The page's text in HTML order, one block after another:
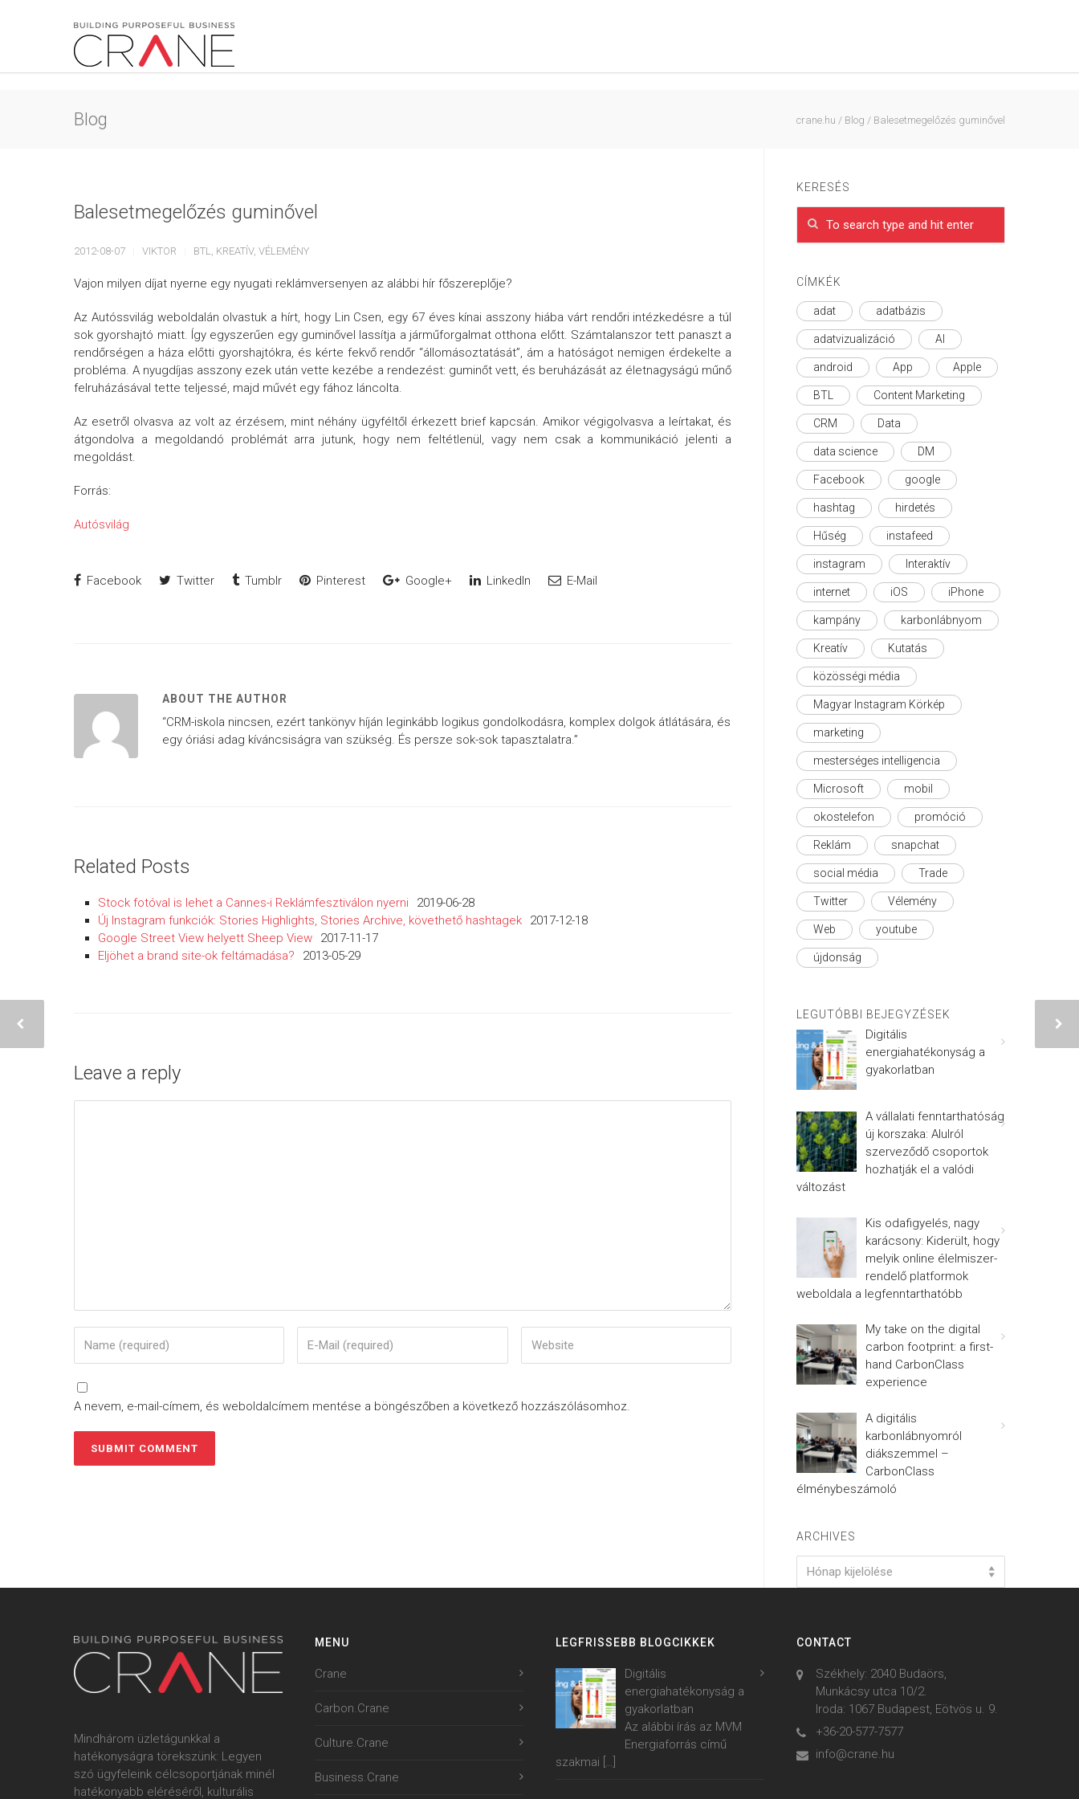
Blog crane.hu / Blog / Balesetmegelőzés guminővel
Balesetmegelőzés guminővel
2012-08-07 VIKTOR BTL, KREATÍV, VÉLEMÉNY
Vajon milyen díjat nyerne egy nyugati reklámversenyen az alábbi hír főszereplője?
Az Autóssvilág weboldalán olvastuk a hírt, hogy Lin Csen, egy 67 éves kínai asszony hiába várt rendőri intézkedésre a túl
sok gyorshajtó miatt. Így egyszerűen egy guminővel lassítja a járműforgalmat otthona előtt. Számtalanszor tett panaszt a
rendőrségen a háza előtti gyorshajtókra, és kérte fekvő rendőr “állomásoztatását”, ám a hatóságot nemigen érdekelte a
probléma. A nyugdíjas asszony ezek után vette kezébe a rendezést: guminőt vett, és beruházását az életnagyságú műnő
felruházásával tette teljessé, majd művét egy fához láncolta.
Az esetről olvasva az volt az érzésem, mint néhány ügyféltől érkezett brief kapcsán. Amikor végigolvasva a leírtakat, és
átgondolva a megoldandó problémát arra jutunk, hogy nem feltétlenül, vagy nem csak a kommunikáció jelenti a
megoldást.
Forrás:
Autósvilág
Facebook Twitter Tumblr Pinterest Google+ LinkedIn E-Mail
ABOUT THE AUTHOR
“CRM-iskola nincsen, ezért tankönyv híján leginkább logikus gondolkodásra, komplex dolgok átlátására, és
egy óriási adag kíváncsiságra van szükség. És persze sok-sok tapasztalatra.”
Related Posts
Stock fotóval is lehet a Cannes-i Reklámfesztiválon nyerni
2019-06-28
Új Instagram funkciók: Stories Highlights, Stories Archive, követhető hashtagek
2017-12-18
Google Street View helyett Sheep View
2017-11-17
Eljöhet a brand site-ok feltámadása?
2013-05-29
Leave a reply
A nevem, e-mail-címem, és weboldalcímem mentése a böngészőben a következő hozzászólásomhoz.
KERESÉS
CÍMKÉK
adat adatbázis
adatvizualizáció AI
android App Apple
BTL Content Marketing
CRM Data
data science DM
Facebook google
hashtag hirdetés
Hűség instafeed
instagram Interaktív
internet iOS iPhone
kampány karbonlábnyom
Kreatív Kutatás
közösségi média
Magyar Instagram Körkép
marketing
mesterséges intelligencia
Microsoft mobil
okostelefon promóció
Reklám snapchat
social média Trade
Twitter Vélemény
Web youtube
újdonság
LEGUTÓBBI BEJEGYZÉSEK
Digitális
energiahatékonyság a
gyakorlatban
A vállalati fenntarthatóság
új korszaka: Alulról
szerveződő csoportok
hozhatják el a valódi
változást
Kis odafigyelés, nagy
karácsony: Kiderült, hogy
melyik online élelmiszer-
rendelő platformok
weboldala a legfenntarthatóbb
My take on the digital
carbon footprint: a first-
hand CarbonClass
experience
A digitális
karbonlábnyomról
diákszemmel –
CarbonClass
élménybeszámoló
ARCHIVES
Hónap kijelölése
Mindhárom üzletágunkkal a
hatékonyságra törekszünk: Legyen
szó ügyfeleink célcsoportjának minél
hatékonyabb eléréséről, kulturális
MENU
Crane
Carbon.Crane
Culture.Crane
Business.Crane
LEGFRISSEBB BLOGCIKKEK
Digitális
energiahatékonyság a
gyakorlatban
Az alábbi írás az MVM
Energiaforrás című
szakmai
CONTACT
Székhely: 2040 Budaörs,
Munkácsy utca 10/2.
Iroda: 1067 Budapest, Eötvös u. 9.
+36-20-577-7577
info@crane.hu